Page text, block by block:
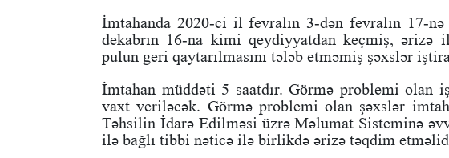
İmtahanda 2020-ci il fevralın 3-dən fevralın 17-
dekabrın 16-na kimi qeydiyyatdan keçmiş, ərizə
pulun geri qaytarılmasını tələb etməmiş şəxslər
İmtahan müddəti 5 saatdır. Görmə problemi olan
vaxt veriləcək. Görmə problemi olan şəxslər
Təhsilin İdarə Edilməsi üzrə Məlumat Sisteminə
ilə bağlı tibbi nəticə ilə birlikdə ərizə təqdim